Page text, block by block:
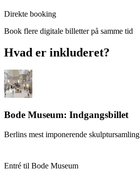
Direkte booking
Book flere digitale billetter på samme tid
Hvad er inkluderet?
Bode Museum: Indgangsbillet
Berlins mest imponerende skulptursamling
Entré til Bode Museum